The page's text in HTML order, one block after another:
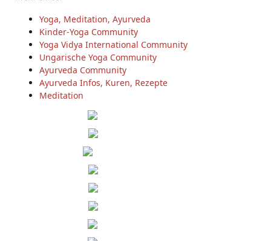
Yoga, Meditation, Ayurveda
Kinder-Yoga Community
Yoga Vidya International Community
Ungarische Yoga Community
Ayurveda Community
Ayurveda Infos, Kuren, Rezepte
Meditation